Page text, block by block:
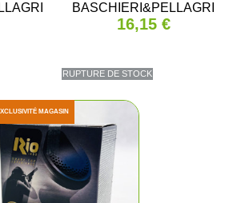
BASCHIERI&PELLAGRI
16,15 €
RUPTURE DE STOCK
MAGASIN